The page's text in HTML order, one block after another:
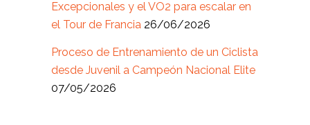
Excepcionales y el VO2 para escalar en
el Tour de Francia 26/06/2026
Proceso de Entrenamiento de un Ciclista
desde Juvenil a Campeón Nacional Elite
07/05/2026